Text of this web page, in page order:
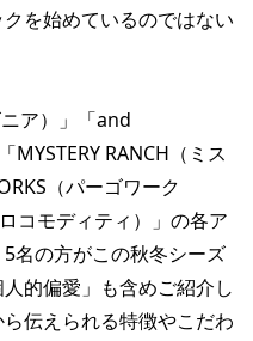
を始めているのではない
ア）」「and
RANCH（ミス
（パーゴワーク
コモディティ）」の各ア
名の方がこの秋冬シーズ
的偏愛」も含めご紹介し
伝えられる特徴やこだわ